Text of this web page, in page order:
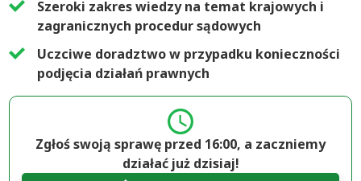
Szeroki zakres wiedzy na temat krajowych i
zagranicznych procedur sądowych
Uczciwe doradztwo w przypadku konieczności
podjęcia działań prawnych
Zgłoś swoją sprawę przed 16:00, a zaczniemy
działać już dzisiaj!